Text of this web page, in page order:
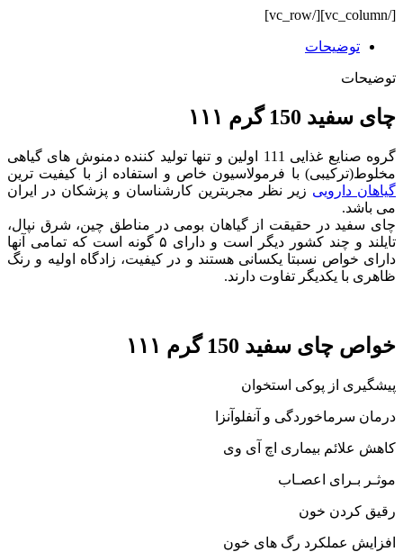
[/vc_column][/vc_row]
توضیحات
توضیحات
چای سفید 150 گرم ۱۱۱
گروه صنایع غذایی 111 اولین و تنها تولید کننده دمنوش های گیاهی
مخلوط(ترکیبی) با فرمولاسیون خاص و استفاده از با کیفیت ترین
گیاهان دارویی زیر نظر مجربترین کارشناسان و پزشکان در ایران
می باشد.
چای سفید در حقیقت از گیاهان بومی در مناطق چین، شرق نپال،
تایلند و چند کشور دیگر است و دارای ۵ گونه است که تمامی آنها
دارای خواص نسبتا یکسانی هستند و در کیفیت، زادگاه اولیه و رنگ
ظاهری با یکدیگر تفاوت دارند.
خواص چای سفید 150 گرم ۱۱۱
پیشگیری از پوکی استخوان
درمان سرماخوردگی و آنفلوآنزا
کاهش علائم بیماری اچ آی وی
موثـر بـرای اعصـاب
رقیق کردن خون
افزایش عملکرد رگ های خون